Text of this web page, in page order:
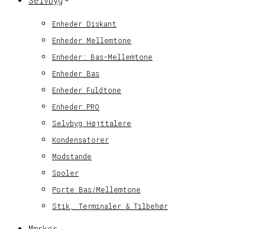
Enheder Diskant
Enheder Mellemtone
Enheder: Bas-Mellemtone
Enheder Bas
Enheder Fuldtone
Enheder PRO
Selvbyg Højttalere
Kondensatorer
Modstande
Spoler
Porte Bas/Mellemtone
Stik, Terminaler & Tilbehør